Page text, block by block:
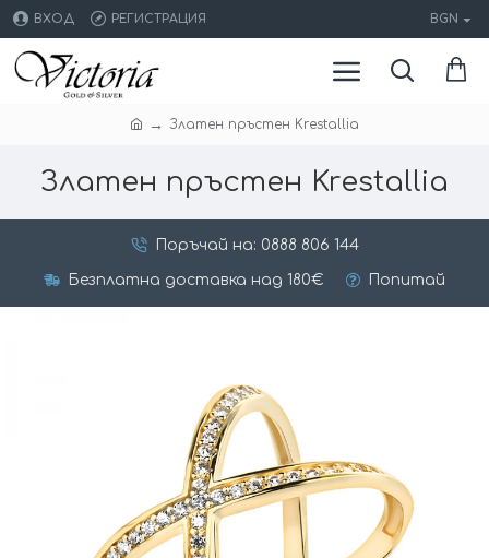
ВХОД РЕГИСТРАЦИЯ BGN
Златен пръстен Krestallia
Златен пръстен Krestallia
Поръчай на: 0888 806 144
Безплатна доставка над 180€ Попитай